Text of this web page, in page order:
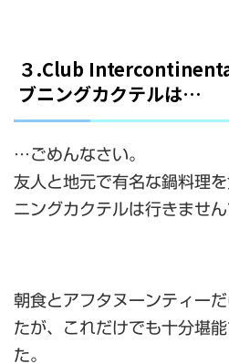
３.Club
ブニングカクテルは…
…ごめんなさい。
友人と地元で有名な鍋料理
ニングカクテルは行きません
朝食とアフタヌーンティー
たが、これだけでも十分堪
た。